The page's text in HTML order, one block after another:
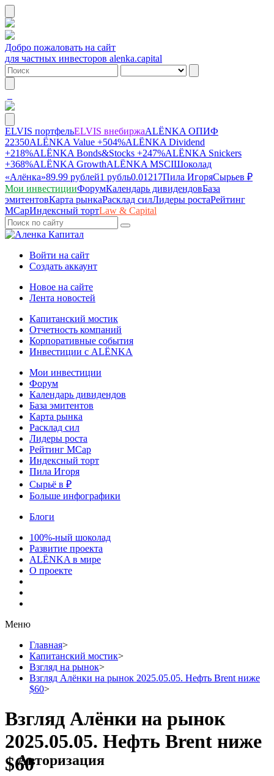
Добро пожаловать на сайт
для частных инвесторов alenka.capital
ELVIS портфельELVIS внебиржаALЁNKA ОПИФ
22350ALЁNKA Value +504%ALЁNKA Dividend
+218%ALЁNKA Bonds&Stocks +247%ALЁNKA Snickers
+368%ALЁNKA GrowthALЁNKA MSCIШоколад
«Алёнка»89.99 рублей1 рубль0.01217Пила ИгоряСырьев ₽
Мои инвестицииФорумКалендарь дивидендовБаза
эмитентовКарта рынкаРасклад силЛидеры ростаРейтинг
MCapИндексный тортLaw & Capital
Войти на сайт
Создать аккаунт
Новое на сайте
Лента новостей
Капитанский мостик
Отчетность компаний
Корпоративные события
Инвестиции с ALЁNKA
Мои инвестиции
Форум
Календарь дивидендов
База эмитентов
Карта рынка
Расклад сил
Лидеры роста
Рейтинг MCap
Индексный торт
Пила Игоря
Сырьё в ₽
Больше инфографики
Блоги
100%-ный шоколад
Развитие проекта
ALЁNKA в мире
О проекте
Меню
Главная>
Капитанский мостик>
Взгляд на рынок>
Взгляд Алёнки на рынок 2025.05.05. Нефть Brent ниже
$60>
Взгляд Алёнки на рынок
2025.05.05. Нефть Brent ниже
$60
Авторизация